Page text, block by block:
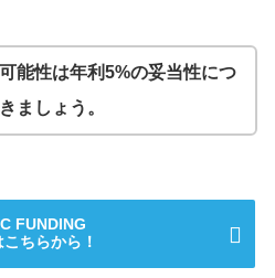
能性は年利5%の妥当性につ
ましょう。
FUNDING
ちらから！